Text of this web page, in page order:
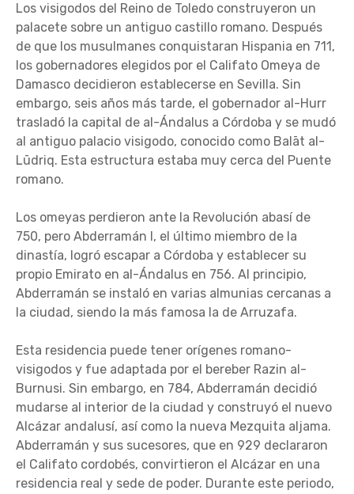
Los visigodos del Reino de Toledo construyeron un
palacete sobre un antiguo castillo romano. Después
de que los musulmanes conquistaran Hispania en 711,
los gobernadores elegidos por el Califato Omeya de
Damasco decidieron establecerse en Sevilla. Sin
embargo, seis años más tarde, el gobernador al-Hurr
trasladó la capital de al-Ándalus a Córdoba y se mudó
al antiguo palacio visigodo, conocido como Balāt al-
Lūdriq. Esta estructura estaba muy cerca del Puente
romano.
Los omeyas perdieron ante la Revolución abasí de
750, pero Abderramán I, el último miembro de la
dinastía, logró escapar a Córdoba y establecer su
propio Emirato en al-Ándalus en 756. Al principio,
Abderramán se instaló en varias almunias cercanas a
la ciudad, siendo la más famosa la de Arruzafa.
Esta residencia puede tener orígenes romano-
visigodos y fue adaptada por el bereber Razin al-
Burnusi. Sin embargo, en 784, Abderramán decidió
mudarse al interior de la ciudad y construyó el nuevo
Alcázar andalusí, así como la nueva Mezquita aljama.
Abderramán y sus sucesores, que en 929 declararon
el Califato cordobés, convirtieron el Alcázar en una
residencia real y sede de poder. Durante este periodo,